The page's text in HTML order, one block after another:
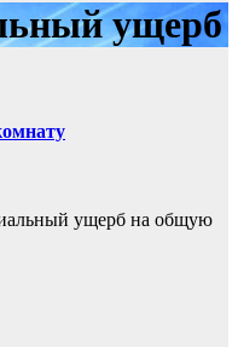
ущерб
ущерб на общую